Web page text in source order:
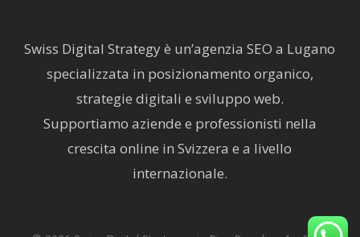
Swiss Digital Strategy è un’agenzia SEO a Lugano
specializzata in posizionamento organico,
strategie digitali e sviluppo web.
Supportiamo aziende e professionisti nella
crescita online in Svizzera e a livello
internazionale.